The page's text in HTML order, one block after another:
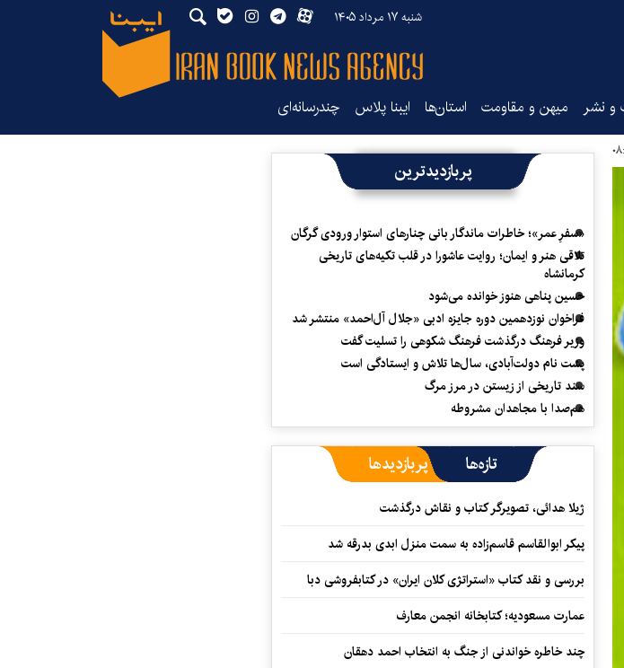
شنبه ۱۷ مرداد ۱۴۰۵
و نشر میهن و مقاومت استان‌ها ایبنا پلاس چندرسانه‌ای
پربازدیدترین
«سفرِ عمر»؛ خاطرات ماندگار بانی چنارهای استوار ورودی گرگان
تلاقی هنر و ایمان؛ روایت عاشورا در قلب تکیه‌های تاریخی
کرمانشاه
حسین پناهی هنوز خوانده می‌شود
فراخوان نوزدهمین دوره جایزه ادبی «جلال آل‌احمد» منتشر شد
وزیر فرهنگ درگذشت فرهنگ شکوهی را تسلیت گفت
پشت نام دولت‌آبادی، سال‌ها تلاش و ایستادگی است
سند تاریخی از زیستن در مرز مرگ
هم‌صدا با مجاهدان مشروطه
تازه‌ها پربازدیدها
ژیلا هدائی، تصویرگر کتاب و نقاش درگذشت
پیکر ابوالقاسم قاسم‌زاده به سمت منزل ابدی بدرقه شد
بررسی و نقد کتاب «استراتژی کلان ایران» در کتابفروشی دبا
عمارت مسعودیه؛ کتابخانه انجمن معارف
چند خاطره خواندنی از جنگ به انتخاب احمد دهقان